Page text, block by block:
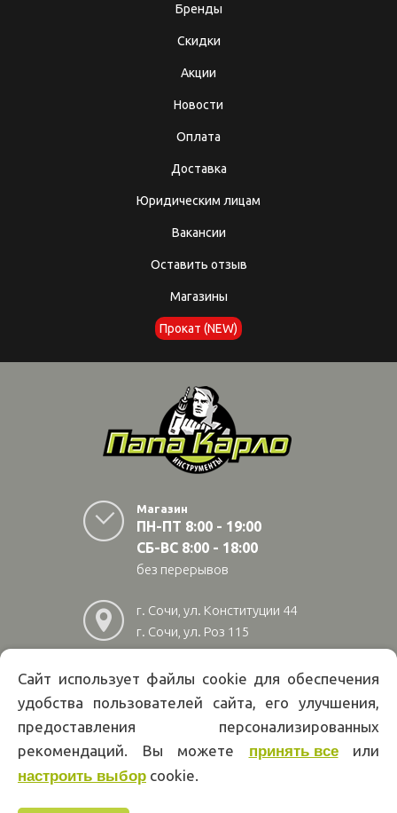
Бренды
Скидки
Акции
Новости
Оплата
Доставка
Юридическим лицам
Вакансии
Оставить отзыв
Магазины
Прокат (NEW)
Магазин
ПН-ПТ 8:00 - 19:00
СБ-ВС 8:00 - 18:00
без перерывов
г. Сочи, ул. Конституции 44
г. Сочи, ул. Роз 115
г. Адлер, ул Авиационная
28/10
222 02 01
офертой. Указанные цены действуют только при оформлении заказа
через интернет-магазин papakarlotools.ru.
Сайт использует файлы cookie для обеспечения
удобства пользователей сайта, его улучшения,
предоставления персонализированных
рекомендаций. Вы можете принять всеили
настроить выбор cookie.